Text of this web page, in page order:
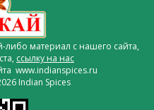
либо материал с нашего сайта,
ссылку на нас
www.indianspices.ru
Indian Spices